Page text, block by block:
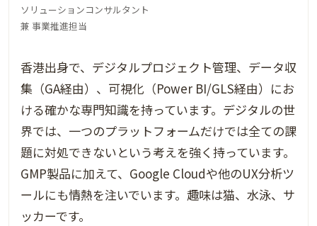
ソリューションコンサルタント
兼 事業推進担当
香港出身で、デジタルプロジェクト管理、データ収
集（GA経由）、可視化（Power BI/GLS経由）にお
ける確かな専門知識を持っています。デジタルの世
界では、一つのプラットフォームだけでは全ての課
題に対処できないという考えを強く持っています。
GMP製品に加えて、Google Cloudや他のUX分析ツ
ールにも情熱を注いでいます。趣味は猫、水泳、サ
ッカーです。